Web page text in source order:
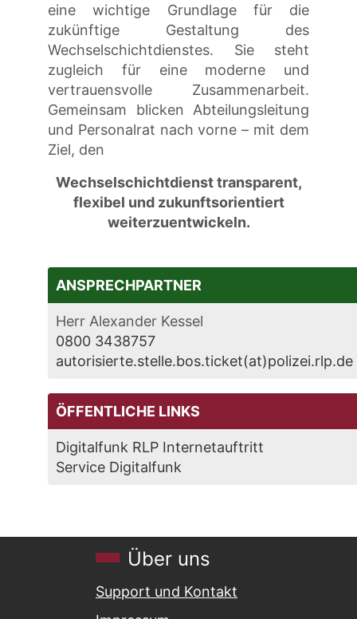
eine wichtige Grundlage für die
zukünftige Gestaltung des
Wechselschichtdienstes. Sie steht
zugleich für eine moderne und
vertrauensvolle Zusammenarbeit.
Gemeinsam blicken Abteilungsleitung
und Personalrat nach vorne – mit dem
Ziel, den
Wechselschichtdienst transparent,
flexibel und zukunftsorientiert
weiterzuentwickeln.
ANSPRECHPARTNER
Herr Alexander Kessel
0800 3438757
autorisierte.stelle.bos.ticket(at)polizei.rlp.de
ÖFFENTLICHE LINKS
Digitalfunk RLP Internetauftritt
Service Digitalfunk
Über uns
Support und Kontakt